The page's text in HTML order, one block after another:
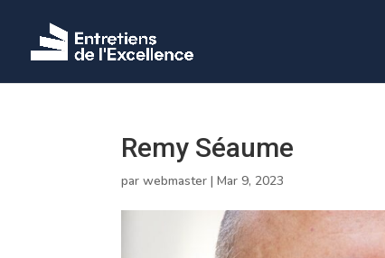
Remy Séaume
parwebmaster |Mar 9, 2023